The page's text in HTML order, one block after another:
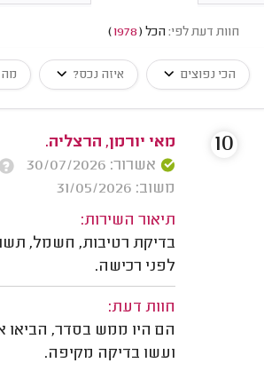
חוות דעת לפי: הכל (
1978
)
הכי נפוצים איזה נכס? מה
מאי יורמן, הרצליה.
אשרור: 30/07/2026
משוב: 31/05/2026
תיאור השירות:
בדיקת רטיבות, חשמל,
לפני רכישה.
חוות דעת:
הם היו ממש בסדר, הביאו
ועשו בדיקה מקיפה.
10